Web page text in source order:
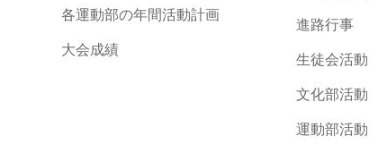
各運動部の年間活動計画
大会成績
進路行事
生徒会活動
文化部活動
運動部活動